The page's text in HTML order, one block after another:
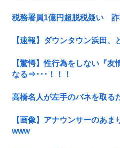
税務署員1億円超脱税疑い
【速報】ダウンタウン浜田
【驚愕】性行為をしない『友
なる⇒･･･！！！
高橋名人が左手のバネを取る
【画像】アナウンサーのあま
www